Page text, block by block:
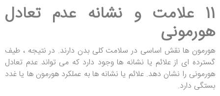
11 علامت و نشانه عدم تعادل
هورمونی
هورمون ها نقش اساسی در سلامت کلی بدن دارند. در نتیجه ، طیف
گسترده ای از علائم یا نشانه ها وجود دارد که می تواند عدم تعادل
هورمونی را نشان دهد. علائم یا نشانه ها به عملکرد هورمون ها یا غدد
بستگی دارد.